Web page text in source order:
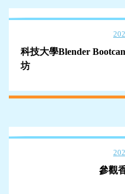
科技大學Blender
坊
參觀